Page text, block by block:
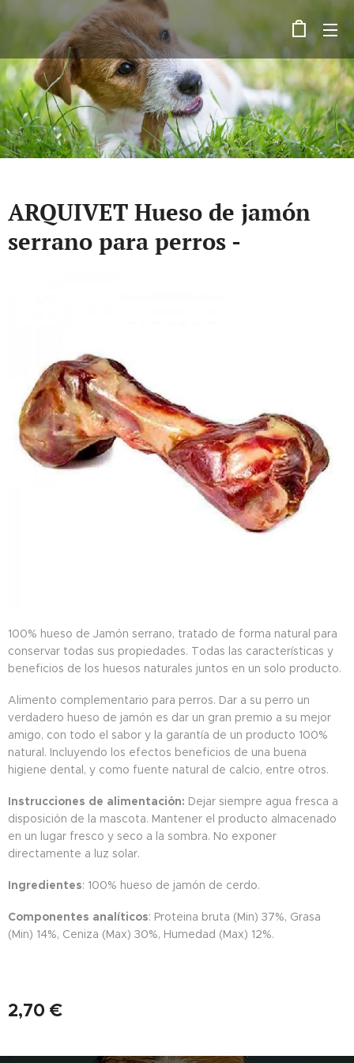
ARQUIVET Hueso de jamón
serrano para perros -
100% hueso de Jamón serrano, tratado de forma natural para
conservar todas sus propiedades. Todas las características y
beneficios de los huesos naturales juntos en un solo producto.
Alimento complementario para perros. Dar a su perro un
verdadero hueso de jamón es dar un gran premio a su mejor
amigo, con todo el sabor y la garantía de un producto 100%
natural. Incluyendo los efectos beneficios de una buena
higiene dental, y como fuente natural de calcio, entre otros.
Instrucciones de alimentación: Dejar siempre agua fresca a
disposición de la mascota. Mantener el producto almacenado
en un lugar fresco y seco a la sombra. No exponer
directamente a luz solar.
Ingredientes: 100% hueso de jamón de cerdo.
Componentes analíticos: Proteina bruta (Min) 37%, Grasa
(Min) 14%, Ceniza (Max) 30%, Humedad (Max) 12%.
2,70 €